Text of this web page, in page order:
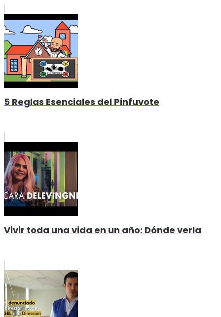
5 Reglas Esenciales del Pinfuvote
Vivir toda una vida en un año: Dónde verla